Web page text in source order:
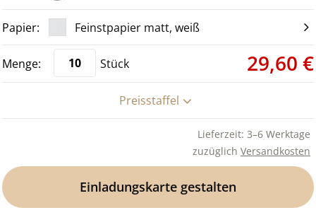
Feinstpapier matt, weiß
Stück 29,60 €
Preisstaffel
Lieferzeit: 3–6 Werktage
zuzüglich Versandkosten
Einladungskarte gestalten